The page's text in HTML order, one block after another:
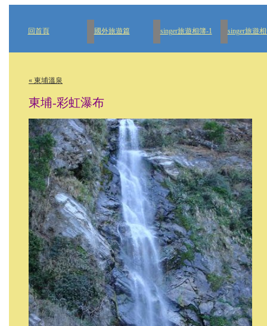
回首頁 國外旅遊篇 singer旅遊相簿-1 singer旅遊
« 東埔溫泉
東埔-彩虹瀑布